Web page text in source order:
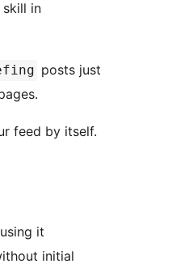
in
posts just
feed by itself.
it
initial